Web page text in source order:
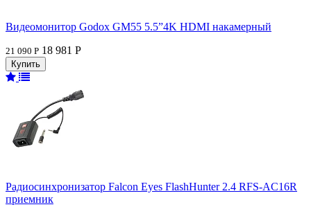
Видеомонитор Godox GM55 5.5”4K HDMI накамерный
21 090 Р 18 981 Р
Радиосинхронизатор Falcon Eyes FlashHunter 2.4 RFS-AC16R
приемник